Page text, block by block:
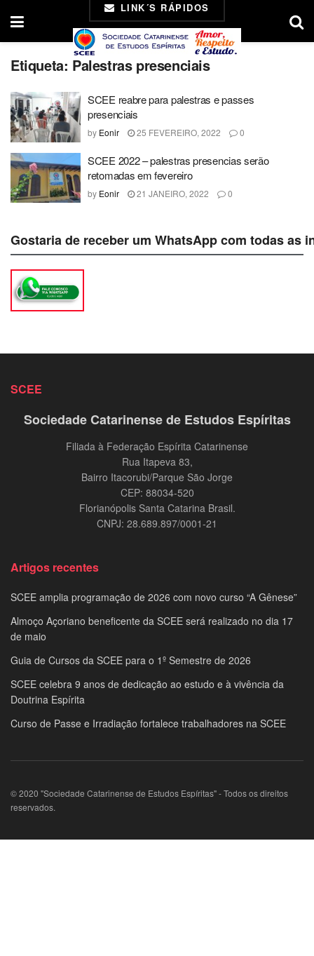
LINK´S RÁPIDOS
Etiqueta: Palestras presenciais
SCEE reabre para palestras e passes
presenciais
by Eonir 25 FEVEREIRO, 2022 0
SCEE 2022 – palestras presencias serão
retomadas em fevereiro
by Eonir 21 JANEIRO, 2022 0
Gostaria de receber um WhatsApp com todas
SCEE
Sociedade Catarinense de Estudos Espíritas
Filiada à Federação Espírita Catarinense
Rua Itapeva 83,
Bairro Itacorubi/Parque São Jorge
CEP: 88034-520
Florianópolis Santa Catarina Brasil.
CNPJ: 28.689.897/0001-21
Artigos recentes
SCEE amplia programação de 2026 com novo curso “A Gênese”
Almoço Açoriano beneficente da SCEE será realizado no dia 17
de maio
Guia de Cursos da SCEE para o 1º Semestre de 2026
SCEE celebra 9 anos de dedicação ao estudo e à vivência da
Doutrina Espírita
Curso de Passe e Irradiação fortalece trabalhadores na SCEE
© 2020 "Sociedade Catarinense de Estudos Espíritas" - Todos os direitos
reservados.